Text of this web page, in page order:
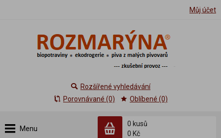
Můj účet
Menu
0 kusů
0 Kč
Rozšířené vyhledávání
Porovnávané (0)
Oblíbené (0)